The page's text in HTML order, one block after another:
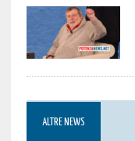
ALTRE NEWS